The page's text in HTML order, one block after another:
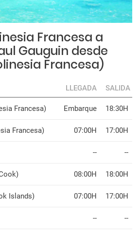
Francesa a
Gauguin desde
Francesa)
LLEGADA SALIDA
Francesa) Embarque 18:30H
Francesa) 07:00H 17:00H
-- --
08:00H 18:00H
Islands) 07:00H 17:00H
-- --